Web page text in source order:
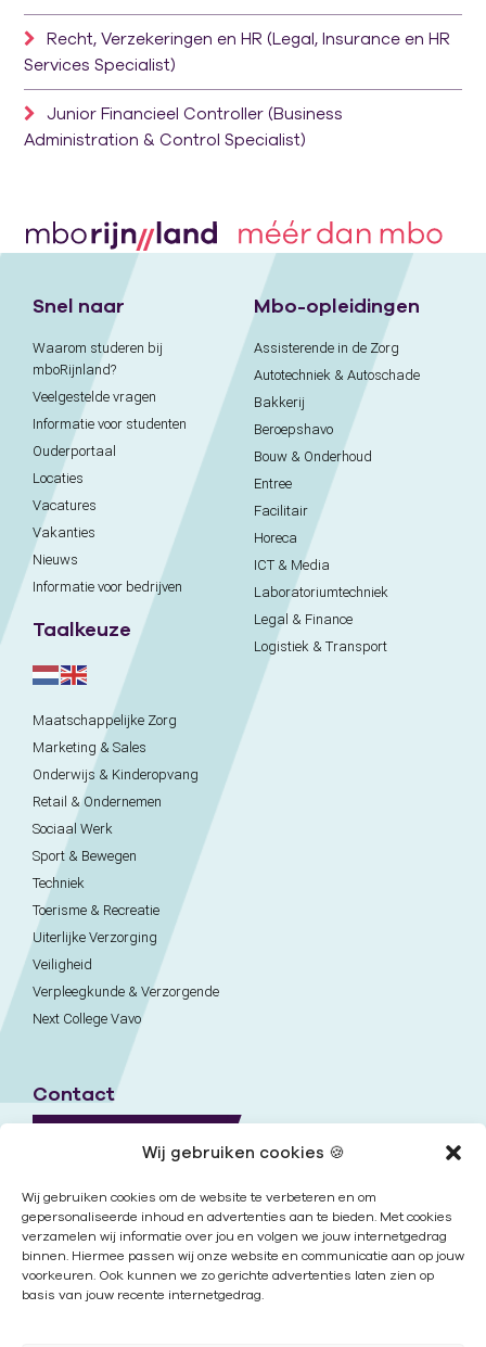
Wij gebruiken cookies 🍪
Wij gebruiken cookies om de website te verbeteren en om
gepersonaliseerde inhoud en advertenties aan te bieden. Met cookies
verzamelen wij informatie over jou en volgen we jouw internetgedrag
binnen. Hiermee passen wij onze website en communicatie aan op jouw
voorkeuren. Ook kunnen we zo gerichte advertenties laten zien op
basis van jouw recente internetgedrag.
Recht, Verzekeringen en HR (Legal, Insurance en HR
Services Specialist)
Junior Financieel Controller (Business
Administration & Control Specialist)
Snel naar
Waarom studeren bij
mboRijnland?
Veelgestelde vragen
Informatie voor studenten
Ouderportaal
Locaties
Vacatures
Vakanties
Nieuws
Informatie voor bedrijven
Taalkeuze
Mbo-opleidingen
Assisterende in de Zorg
Autotechniek & Autoschade
Bakkerij
Beroepshavo
Bouw & Onderhoud
Entree
Facilitair
Horeca
ICT & Media
Laboratoriumtechniek
Legal & Finance
Logistiek & Transport
Maatschappelijke Zorg
Marketing & Sales
Onderwijs & Kinderopvang
Retail & Ondernemen
Sociaal Werk
Sport & Bewegen
Techniek
Toerisme & Recreatie
Uiterlijke Verzorging
Veiligheid
Verpleegkunde & Verzorgende
Next College Vavo
Contact
Nieuwsbrief